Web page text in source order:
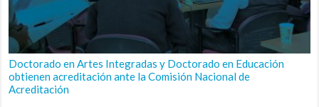
Doctorado en Artes Integradas y Doctorado en Educación
obtienen acreditación ante la Comisión Nacional de
Acreditación